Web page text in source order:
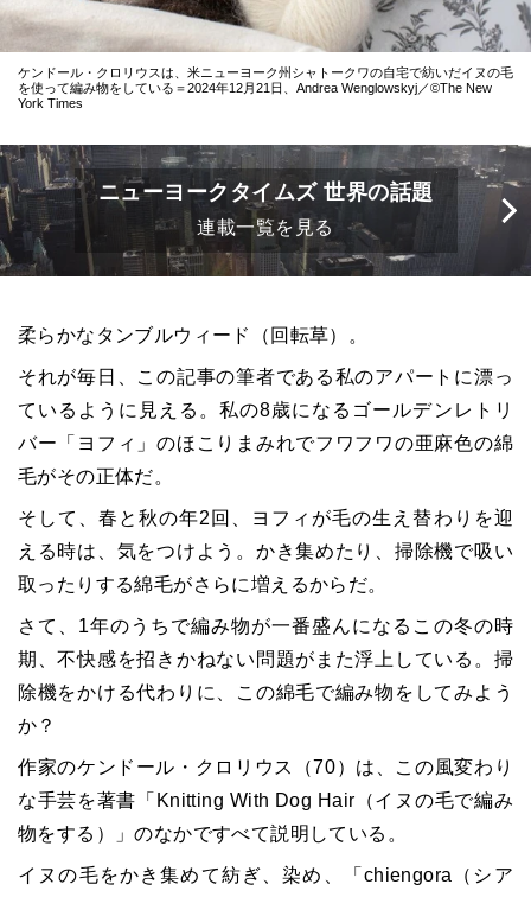
ケンドール・クロリウスは、米ニューヨーク州シャトークワの自宅で紡いだイヌの毛
を使って編み物をしている＝2024年12月21日、Andrea Wenglowskyj／©The New
York Times
ニューヨークタイムズ 世界の話題
連載一覧を見る
柔らかなタンブルウィード（回転草）。
それが毎日、この記事の筆者である私のアパートに漂っ
ているように見える。私の8歳になるゴールデンレトリ
バー「ヨフィ」のほこりまみれでフワフワの亜麻色の綿
毛がその正体だ。
そして、春と秋の年2回、ヨフィが毛の生え替わりを迎
える時は、気をつけよう。かき集めたり、掃除機で吸い
取ったりする綿毛がさらに増えるからだ。
さて、1年のうちで編み物が一番盛んになるこの冬の時
期、不快感を招きかねない問題がまた浮上している。掃
除機をかける代わりに、この綿毛で編み物をしてみよう
か？
作家のケンドール・クロリウス（70）は、この風変わり
な手芸を著書「Knitting With Dog Hair（イヌの毛で編み
物をする）」のなかですべて説明している。
イヌの毛をかき集めて紡ぎ、染め、「chiengora（シア